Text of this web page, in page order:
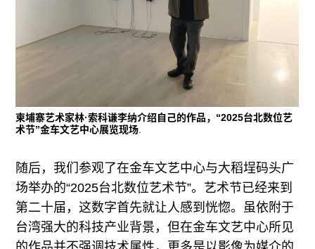
柬埔寨艺术家林·索科谦李纳介绍自己的作品，“2025台北数位艺
术节”金车文艺中心展览现场
随后，我们参观了在金车文艺中心与大稻埕码头广
场举办的“2025台北数位艺术节”。艺术节已经来到
第二十届，这数字首先就让人感到恍惚。虽依附于
台湾强大的科技产业背景，但在金车文艺中心所见